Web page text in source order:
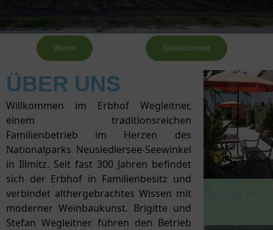
Weine Gästezimmer
ÜBER UNS
Willkommen im Erbhof Wegleitner,
einem traditionsreichen
Familienbetrieb im Herzen des
Nationalparks Neusiedlersee-Seewinkel
in Illmitz. Seit fast 300 Jahren befindet
sich der Erbhof in Familienbesitz und
verbindet althergebrachtes Wissen mit
moderner Weinbaukunst. Brigitte und
Stefan Wegleitner führen den Betrieb